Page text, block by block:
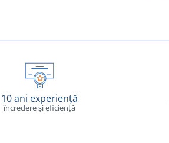
10 ani experiență
încredere și eficiență